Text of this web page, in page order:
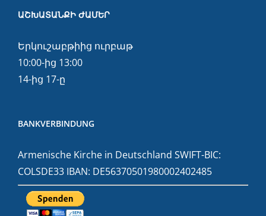
ԱՇԽԱՏԱՆՔԻ ԺԱՄԵՐ
Երկուշաբթիից ուրբաթ
10:00-ից 13:00
14-ից 17-ը
BANKVERBINDUNG
Armenische Kirche in Deutschland SWIFT-BIC:
COLSDE33 IBAN: DE56370501980002402485